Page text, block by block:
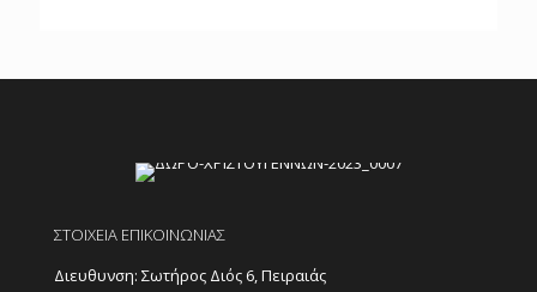
ΣΤΟΙΧΕΙΑ ΕΠΙΚΟΙΝΩΝΙΑΣ
Διευθυνση: Σωτήρος Διός 6, Πειραιάς